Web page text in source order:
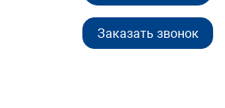
Заказать звонок